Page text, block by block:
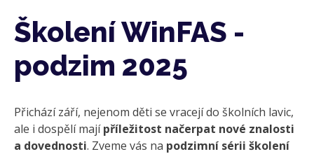
Školení WinFAS -
podzim 2025
Přichází září, nejenom děti se vracejí do školních lavic,
ale i dospělí majípříležitost načerpat nové znalosti
a dovednosti. Zveme vás na podzimní sérii školení